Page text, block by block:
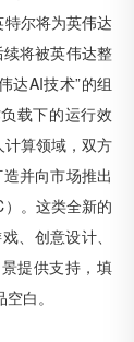
尔将为英伟达
将被英伟达整
达AI技术”的组
载下的运行效
算领域，双方
并向市场推出
。这类全新的
、创意设计、
提供支持，填
白。